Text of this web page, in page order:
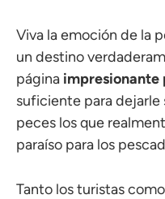
Viva la emoción de la
un destino
página impresionante
suficiente para dejarle
peces los que
paraíso para los
Tanto los turistas